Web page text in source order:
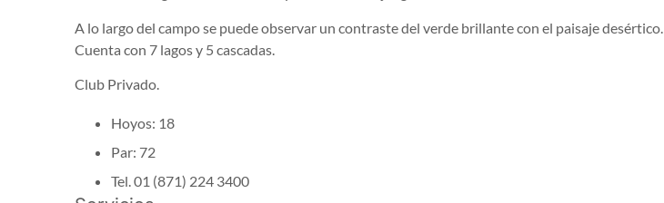
A lo largo del campo se puede observar un contraste del verde brillante con el paisaje desértico.
Cuenta con 7 lagos y 5 cascadas.
Club Privado.
Hoyos: 18
Par: 72
Tel. 01 (871) 224 3400